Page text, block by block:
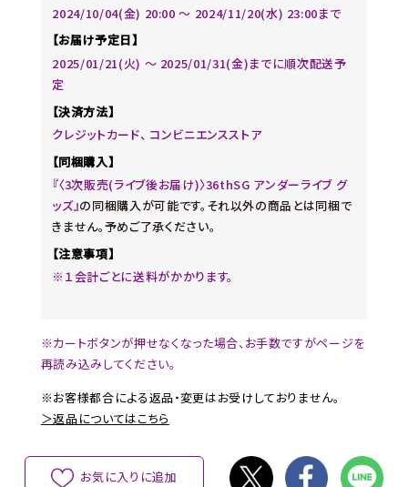
2024/10/04(金) 20:00 〜 2024/11/20(水) 23:00まで
【お届け予定日】
2025/01/21(火) 〜 2025/01/31(金)までに順次配送予
定
【決済方法】
クレジットカード、 コンビニエンスストア
【同梱購入】
『〈3次販売(ライブ後お届け)〉36thSG アンダーライブ グ
ッズ』の同梱購入が可能です。それ以外の商品とは同梱で
きません。予めご了承ください。
【注意事項】
※１会計ごとに送料がかかります。
※カートボタンが押せなくなった場合、お手数ですがページを
再読み込みしてください。
※お客様都合による返品・変更はお受けしておりません。
＞返品についてはこちら
お気に入りに追加